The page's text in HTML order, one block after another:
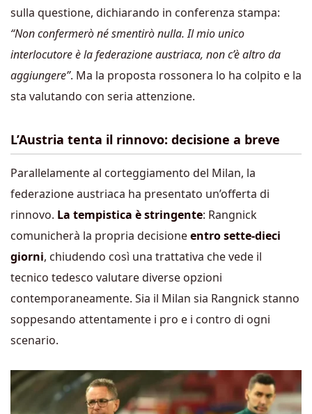
sulla questione, dichiarando in conferenza stampa:
“Non confermerò né smentirò nulla. Il mio unico
interlocutore è la federazione austriaca, non c’è altro da
aggiungere”. Ma la proposta rossonera lo ha colpito e la
sta valutando con seria attenzione.
L’Austria tenta il rinnovo: decisione a breve
Parallelamente al corteggiamento del Milan, la
federazione austriaca ha presentato un’offerta di
rinnovo. La tempistica è stringente: Rangnick
comunicherà la propria decisioneentro sette-dieci
giorni, chiudendo così una trattativa che vede il
tecnico tedesco valutare diverse opzioni
contemporaneamente. Sia il Milan sia Rangnick stanno
soppesando attentamente i pro e i contro di ogni
scenario.